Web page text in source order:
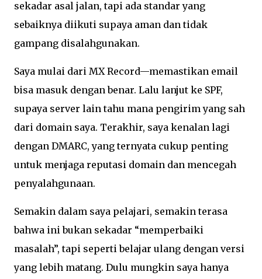
sekadar asal jalan, tapi ada standar yang
sebaiknya diikuti supaya aman dan tidak
gampang disalahgunakan.
Saya mulai dari MX Record—memastikan email
bisa masuk dengan benar. Lalu lanjut ke SPF,
supaya server lain tahu mana pengirim yang sah
dari domain saya. Terakhir, saya kenalan lagi
dengan DMARC, yang ternyata cukup penting
untuk menjaga reputasi domain dan mencegah
penyalahgunaan.
Semakin dalam saya pelajari, semakin terasa
bahwa ini bukan sekadar “memperbaiki
masalah”, tapi seperti belajar ulang dengan versi
yang lebih matang. Dulu mungkin saya hanya